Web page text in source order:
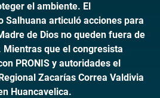
el ambiente. El
Salhuana articuló acciones para
de Dios no queden fuera de
que el congresista
PRONIS y autoridades el
Zacarías Correa Valdivia
Huancavelica.